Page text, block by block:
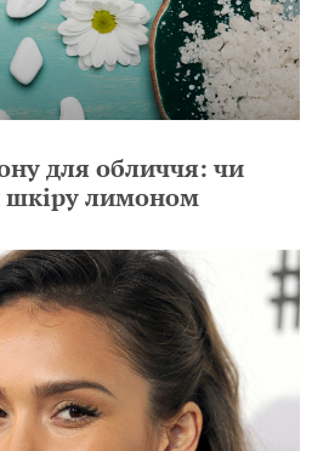
для обличчя: чи
лимоном